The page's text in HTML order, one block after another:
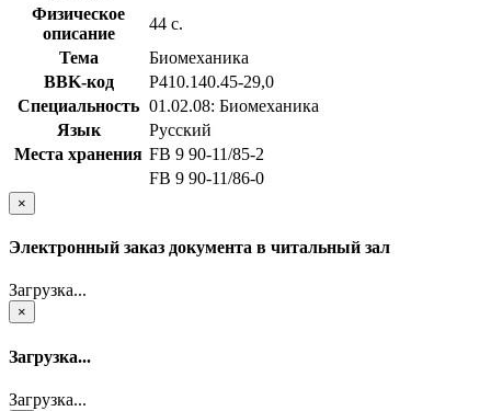
Физическое
описание
44 с.
Тема
Биомеханика
BBK-код
Р410.140.45-29,0
Специальность 01.02.08: Биомеханика
Язык
Русский
Места хранения FB 9 90-11/85-2
FB 9 90-11/86-0
×
Электронный заказ документа в читальный зал
Загрузка...
×
Загрузка...
Загрузка...